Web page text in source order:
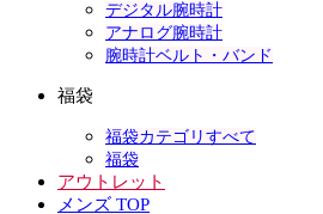
デジタル腕時計
アナログ腕時計
腕時計ベルト・バンド
福袋
福袋カテゴリすべて
福袋
アウトレット
メンズ TOP